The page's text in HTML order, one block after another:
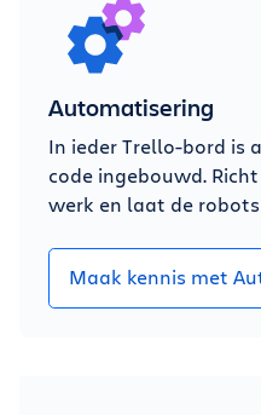
Automatisering
In ieder Trello-bord is
code ingebouwd.
werk en laat de
Maak kennis met